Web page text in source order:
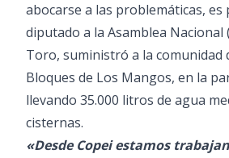
abocarse a las problemáticas, es
diputado a la Asamblea Nacional
Toro, suministró a la comunidad
Bloques de Los Mangos, en la
llevando 35.000 litros de agua
cisternas.
«Desde Copei estamos